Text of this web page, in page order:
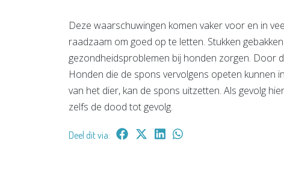
Deze waarschuwingen komen vaker voor en in
raadzaam om goed op te letten. Stukken
gezondheidsproblemen bij honden zorgen. Door
Honden die de spons vervolgens opeten kunnen
van het dier, kan de spons uitzetten. Als gevolg
zelfs de dood tot gevolg.
Deel dit via: